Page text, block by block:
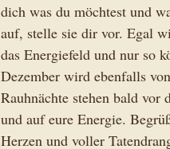
dich was du möchtest und
auf, stelle sie dir vor. Egal
das Energiefeld und nur so
Dezember wird ebenfalls
Rauhnächte stehen bald
und auf eure Energie.
Herzen und voller